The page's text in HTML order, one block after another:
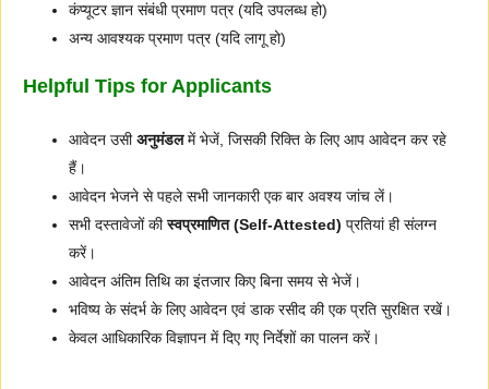
कंप्यूटर ज्ञान संबंधी प्रमाण पत्र (यदि उपलब्ध हो)
अन्य आवश्यक प्रमाण पत्र (यदि लागू हो)
Helpful Tips for Applicants
आवेदन उसीअनुमंडलमें भेजें, जिसकी रिक्ति के लिए आप आवेदन कर रहे
हैं।
आवेदन भेजने से पहले सभी जानकारी एक बार अवश्य जांच लें।
सभी दस्तावेजों कीस्वप्रमाणित (Self-Attested) प्रतियां ही संलग्न
करें।
आवेदन अंतिम तिथि का इंतजार किए बिना समय से भेजें।
भविष्य के संदर्भ के लिए आवेदन एवं डाक रसीद की एक प्रति सुरक्षित रखें।
केवल आधिकारिक विज्ञापन में दिए गए निर्देशों का पालन करें।